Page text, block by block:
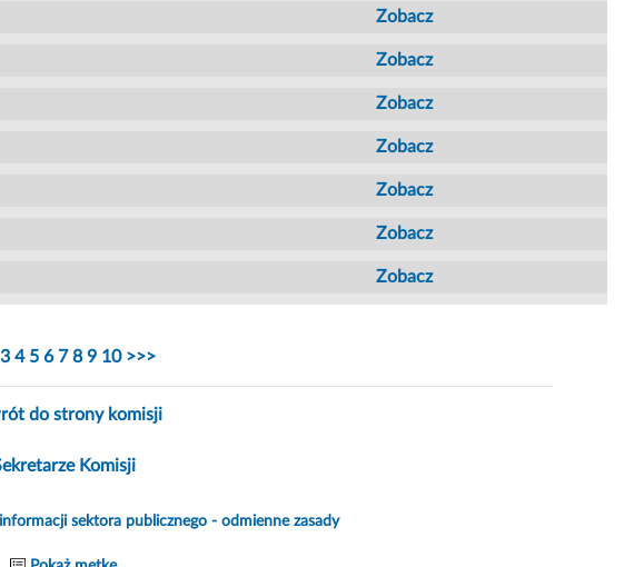
Zobacz
Zobacz
Zobacz
Zobacz
Zobacz
Zobacz
Zobacz
3 4 5 6789 10>>>
do strony komisji
Komisji
sektora publicznego - odmienne zasady